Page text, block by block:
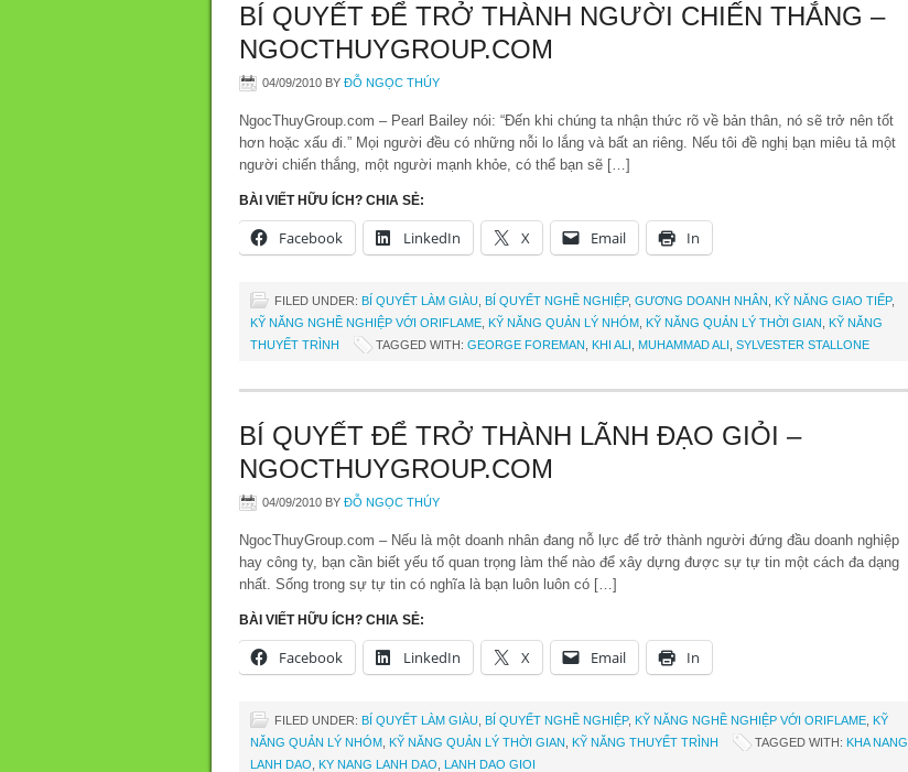
BÍ QUYẾT ĐỂ TRỞ THÀNH NGƯỜI CHIẾN THẮNG –
NGOCTHUYGROUP.COM
04/09/2010 BY ĐỖ NGỌC THÚY
NgocThuyGroup.com – Pearl Bailey nói: “Đến khi chúng ta nhận thức rõ về bản thân, nó sẽ trở nên tốt
hơn hoặc xấu đi.” Mọi người đều có những nỗi lo lắng và bất an riêng. Nếu tôi đề nghị bạn miêu tả một
người chiến thắng, một người mạnh khỏe, có thể bạn sẽ […]
BÀI VIẾT HỮU ÍCH? CHIA SẺ:
Facebook LinkedIn X Email In
FILED UNDER: BÍ QUYẾT LÀM GIÀU BÍ QUYẾT NGHỀ NGHIỆP, GƯƠNG DOANH NHÂN KỸ NĂNG GIAO TIẾP,
KỸ NĂNG NGHỀ NGHIỆP VỚI ORIFLAME KỸ NĂNG QUẢN LÝ NHÓM KỸ NĂNG QUẢN LÝ THỜI GIAN
KỸ NĂNG
THUYẾT TRÌNH
TAGGED WITH: GEORGE FOREMAN KHI ALI MUHAMMAD ALI SYLVESTER STALLONE
BÍ QUYẾT ĐỂ TRỞ THÀNH LÃNH ĐẠO GIỎI –
NGOCTHUYGROUP.COM
04/09/2010 BY ĐỖ NGỌC THÚY
NgocThuyGroup.com – Nếu là một doanh nhân đang nỗ lực để trở thành người đứng đầu doanh nghiệp
hay công ty, bạn cần biết yếu tố quan trọng làm thế nào để xây dựng được sự tự tin một cách đa dạng
nhất. Sống trong sự tự tin có nghĩa là bạn luôn luôn có […]
BÀI VIẾT HỮU ÍCH? CHIA SẺ:
Facebook LinkedIn X Email In
FILED UNDER: BÍ QUYẾT LÀM GIÀU BÍ QUYẾT NGHỀ NGHIỆP, KỸ NĂNG NGHỀ NGHIỆP VỚI ORIFLAME KỸ
NĂNG QUẢN LÝ NHÓM KỸ NĂNG QUẢN LÝ THỜI GIAN KỸ NĂNG THUYẾT TRÌNH TAGGED WITH: KHA NANG
LANH DAO
KY NANG LANH DAO LANH DAO GIOI